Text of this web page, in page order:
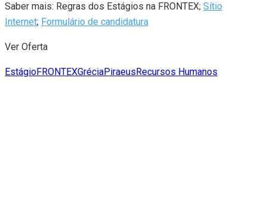
Saber mais: Regras dos Estágios na FRONTEX; Sítio
Internet; Formulário de candidatura
Ver Oferta
EstágioFRONTEXGréciaPiraeus Recursos Humanos